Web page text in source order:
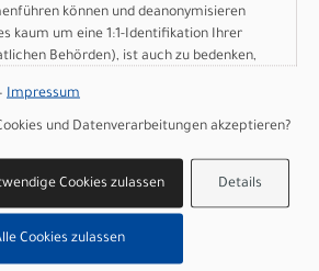
Turbo Tero
Through EQ
können und deanonymisieren
kaum um eine 1:1-Identifikation Ihrer
Behörden), ist auch zu bedenken,
Union.
Impressum
und Datenverarbeitungen akzeptieren?
Details
Cookies zulassen
Cookies zulassen